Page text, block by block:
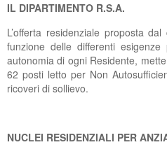
IL DIPARTIMENTO R.S.A.
L’offerta residenziale proposta
funzione delle differenti
autonomia di ogni Residente,
62 posti letto per Non
ricoveri di sollievo.
NUCLEI RESIDENZIALI PER